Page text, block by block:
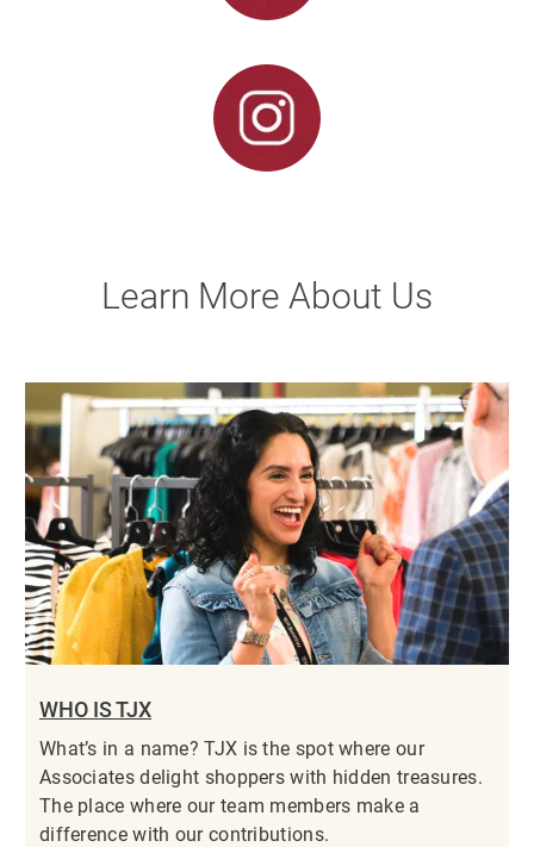
Learn More About Us
WHO IS TJX
What’s in a name? TJX is the spot where our
Associates delight shoppers with hidden treasures.
The place where our team members make a
difference with our contributions.